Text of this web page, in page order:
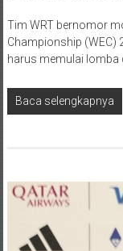
Tim WRT bernomor
Championship (WEC)
harus memulai lomba
Baca selengkapnya